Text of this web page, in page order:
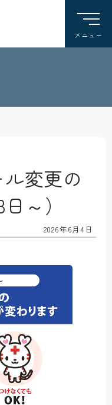
変更の
～）
2026年6月4日